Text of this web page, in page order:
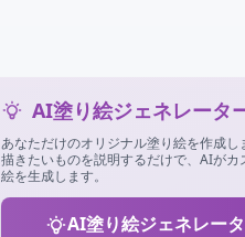
AI塗り絵ジェネレータ
あなただけのオリジナル塗り絵を作成し
描きたいものを説明するだけで、AIがカ
絵を生成します。
AI塗り絵ジェネレー